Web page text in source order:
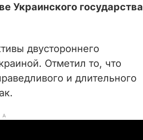
Украинского государства
двустороннего
Отметил то, что
и длительного